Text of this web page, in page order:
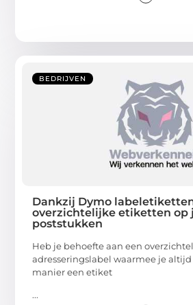
BEDRIJVEN
Dankzij Dymo
overzichtelijke etiketten op
poststukken
Heb je behoefte aan een
adresseringslabel waarmee je
manier een etiket
...